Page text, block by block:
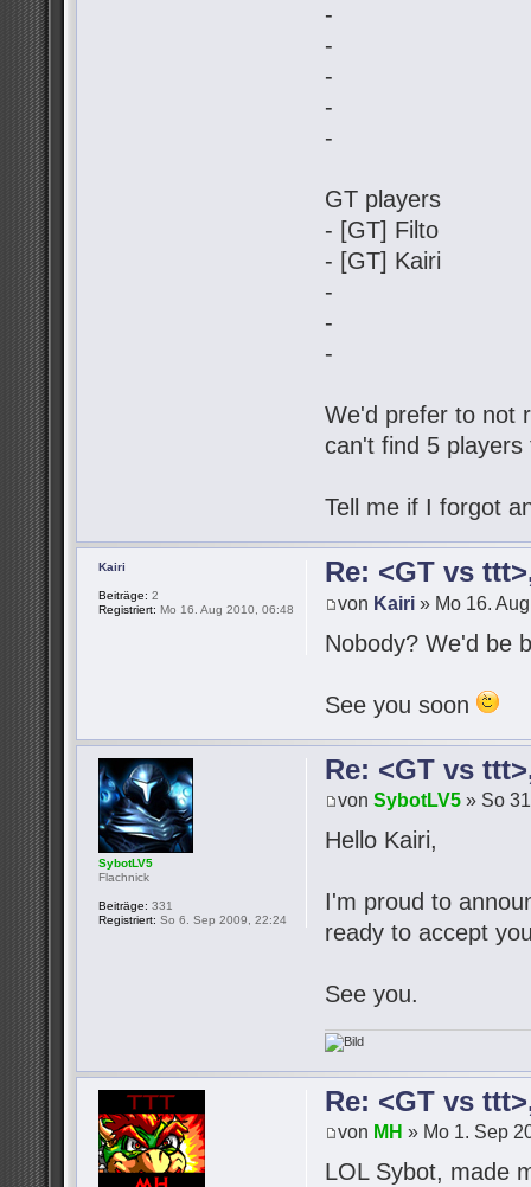
-
-
-
-
-
GT players
- [GT] Filto
- [GT] Kairi
-
-
-
We'd prefer to not
can't find 5
Tell me if I forgot
Re: <GT vs
von Kairi » Mo 16.
Nobody? We'd be
See you soon
Kairi
Beiträge: 2
Registriert: Mo 16. Aug 2010, 06:48
Re: <GT vs
vonSybotLV5 » So
Hello Kairi,
I'm proud to
ready to accept
See you.
SybotLV5
Flachnick
Beiträge: 331
Registriert: So 6. Sep 2009, 22:24
Re: <GT vs
von MH » Mo 1. Sep
LOL Sybot, made